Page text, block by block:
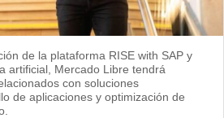
de la plataforma RISE with SAP y
artificial, Mercado Libre tendrá
con soluciones
de aplicaciones y optimización de